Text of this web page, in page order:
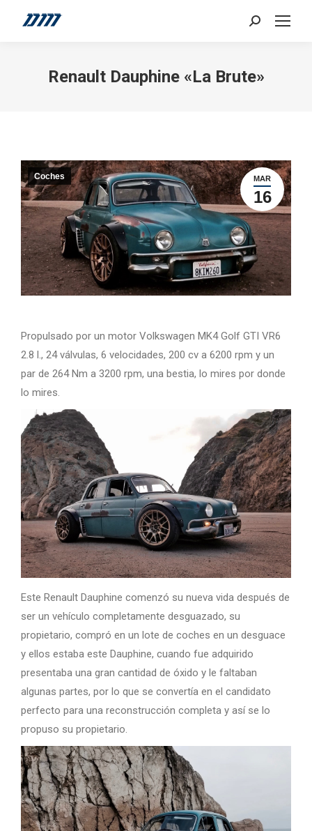
Search:
Renault Dauphine «La Brute»
MAR
16
Coches
Propulsado por un motor Volkswagen MK4 Golf GTI VR6
2.8 l., 24 válvulas, 6 velocidades, 200 cv a 6200 rpm y un
par de 264 Nm a 3200 rpm, una bestia, lo mires por donde
lo mires.
Este Renault Dauphine comenzó su nueva vida después de
ser un vehículo completamente desguazado, su
propietario, compró en un lote de coches en un desguace
y ellos estaba este Dauphine, cuando fue adquirido
presentaba una gran cantidad de óxido y le faltaban
algunas partes, por lo que se convertía en el candidato
perfecto para una reconstrucción completa y así se lo
propuso su propietario.